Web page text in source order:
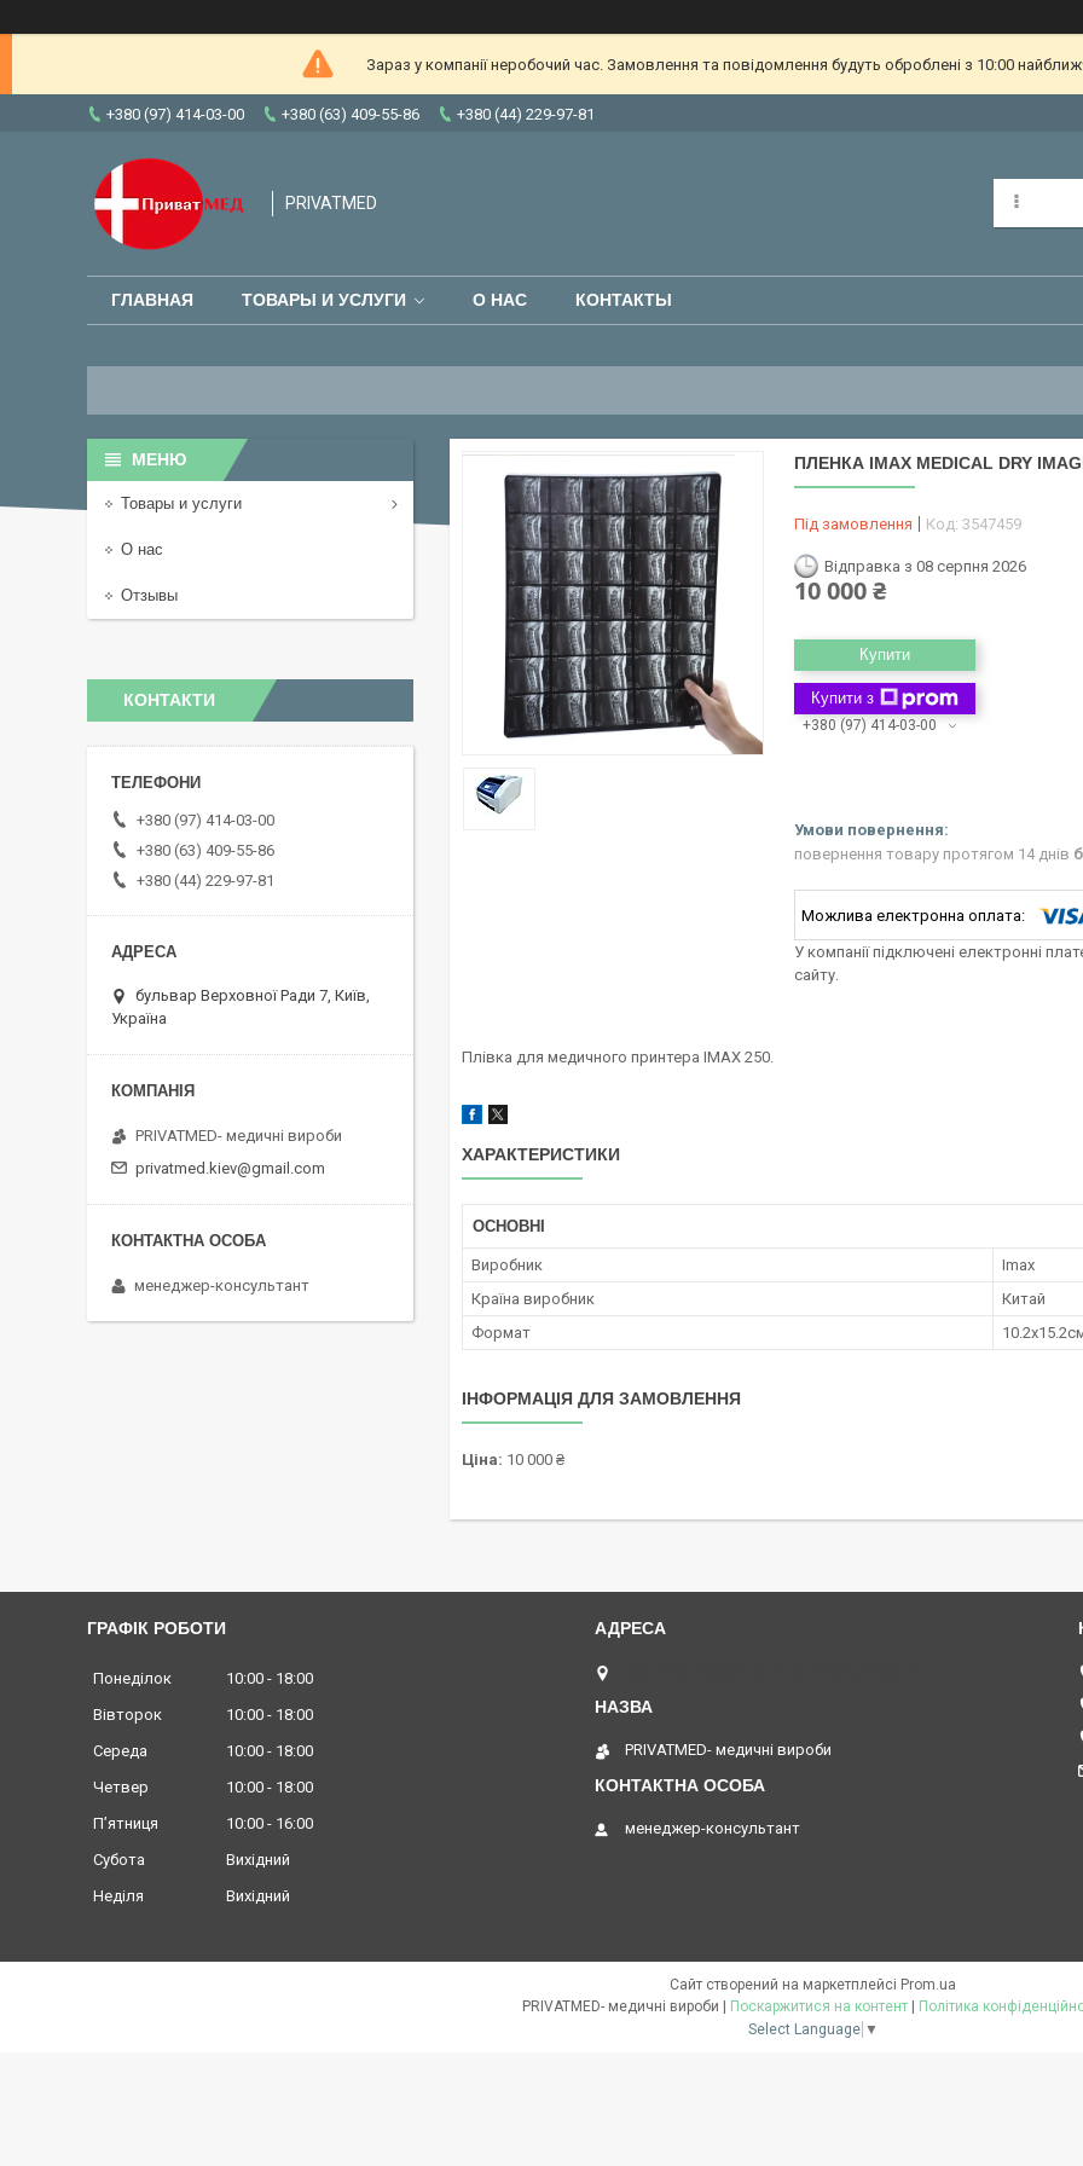
Зараз у компанії неробочий час. Замовлення та повідомлення будуть оброблені з 10:00
+380 (97) 414-03-00 +380 (63) 409-55-86 +380 (44) 229-97-81
PRIVATMED
ГЛАВНАЯ ТОВАРЫ И УСЛУГИ О НАС КОНТАКТЫ
ПЛЕНКА IMAX MEDICAL DRY
Під замовлення Код: 3547459
Відправка з 08 серпня 2026
10 000 ₴
Купити
Купити з
+380 (97) 414-03-00
повернення товару протягом 14 днів
У компанії підключені електронні
сайту.
Плівка для медичного принтера IMAX 250.
ХАРАКТЕРИСТИКИ
ОСНОВНІ
Виробник
Imax
Країна виробник
Китай
Формат
ІНФОРМАЦІЯ ДЛЯ ЗАМОВЛЕННЯ
Ціна: 10 000 ₴
Товары и услуги
О нас
Отзывы
КОНТАКТИ
+380 (97) 414-03-00
+380 (63) 409-55-86
+380 (44) 229-97-81
бульвар Верховної Ради 7, Київ,
Україна
PRIVATMED- медичні вироби
privatmed.kiev@gmail.com
менеджер-консультант
ГРАФІК РОБОТИ
Понеділок 10:00
18:00
Вівторок
10:00
18:00
Середа
10:00
18:00
Четвер
10:00
18:00
Пʼятниця
10:00
16:00
Субота
Вихідний
Неділя
Вихідний
PRIVATMED- медичні вироби
менеджер-консультант
Сайт створений на маркетплейсі Prom.ua
Поскаржитися на контент
Політика
Select Language ▼